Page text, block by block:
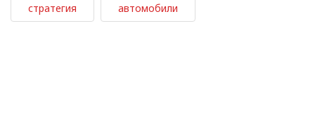
стратегия автомобили